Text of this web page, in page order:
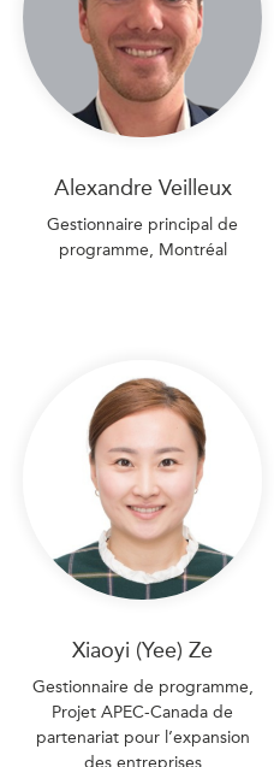
Alexandre Veilleux
Gestionnaire principal de
programme, Montréal
Xiaoyi (Yee) Ze
Gestionnaire de programme,
Projet APEC-Canada de
partenariat pour l’expansion
des entreprises